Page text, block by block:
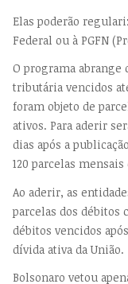
Elas poderão
Federal ou à PGFN
O programa
tributária vencidos
foram objeto de
ativos. Para aderir
dias após a
120 parcelas mensais
Ao aderir, as
parcelas dos débitos
débitos vencidos
dívida ativa da União.
Bolsonaro vetou